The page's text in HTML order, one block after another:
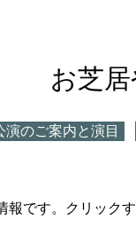
お芝
演のご案内と演目
報です。クリック